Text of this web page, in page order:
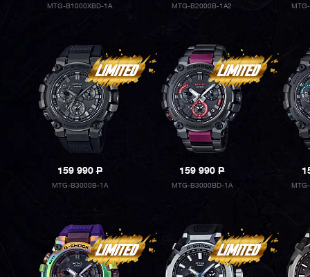
MTG-B1000XBD-1A MTG-B2000B-1A2
159 990P
MTG-B3000B-1A
159 990P
MTG-B3000BD-1A